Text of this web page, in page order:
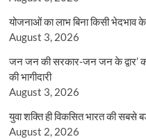
योजनाओं का लाभ बिना किसी भेदभाव
August 3, 2026
जन जन की सरकार-जन जन के द्वार’
की भागीदारी
August 3, 2026
युवा शक्ति ही विकसित भारत की सबसे
August 2, 2026